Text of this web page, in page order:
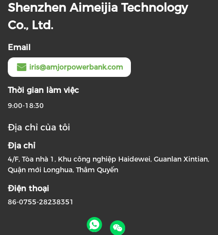
Shenzhen Aimeijia Technology
Co., Ltd.
Email
iris@amjorpowerbank.com
Thời gian làm việc
9:00-18:30
Địa chỉ của tôi
Địa chỉ
4/F, Tòa nhà 1, Khu công nghiệp Haidewei, Guanlan Xintian,
Quận mới Longhua, Thâm Quyến
Điện thoại
86-0755-28238351